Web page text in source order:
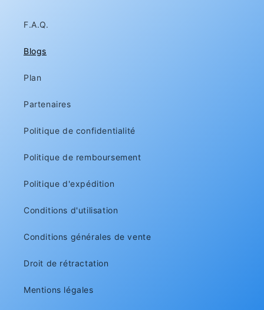
F.A.Q.
Blogs
Plan
Partenaires
Politique de confidentialité
Politique de remboursement
Politique d'expédition
Conditions d'utilisation
Conditions générales de vente
Droit de rétractation
Mentions légales